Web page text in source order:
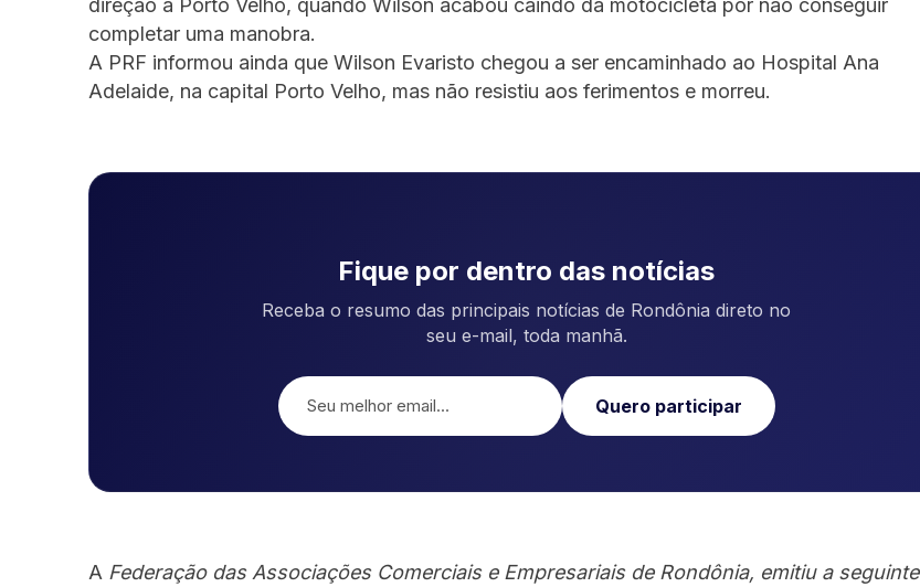
direção a Porto Velho, quando Wilson acabou caindo da motocicleta por não conseguir
completar uma manobra.
A PRF informou ainda que Wilson Evaristo chegou a ser encaminhado ao Hospital Ana
Adelaide, na capital Porto Velho, mas não resistiu aos ferimentos e morreu.
Fique por dentro das notícias
Receba o resumo das principais notícias de Rondônia direto no
seu e-mail, toda manhã.
Quero participar
A Federação das Associações Comerciais e Empresariais de Rondônia, emitiu a seguinte